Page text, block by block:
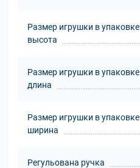
Размер игрушки в упаковке
высота
Размер игрушки в упаковке
длина
Размер игрушки в упаковке
ширина
Регульована ручка